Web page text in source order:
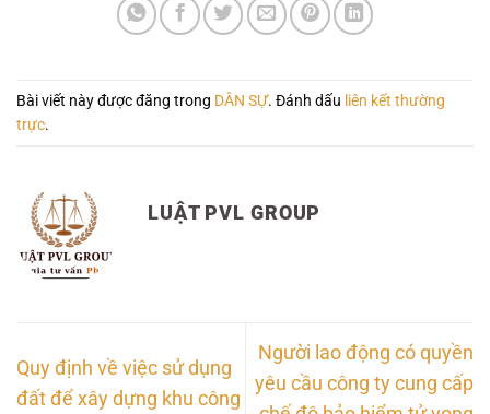
Bài viết này được đăng trong DÂN SỰ. Đánh dấu liên kết thường
trực.
LUẬT PVL GROUP
Quy định về việc sử dụng
đất để xây dựng khu công
Người lao động có quyền
yêu cầu công ty cung cấp